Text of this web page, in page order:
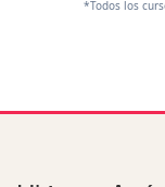
*Todos los